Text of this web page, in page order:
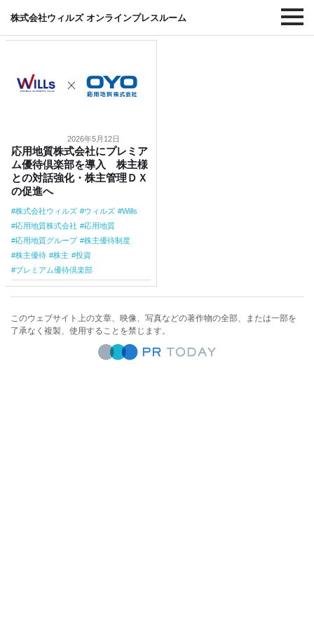
株式会社ウィルズ オンラインプレスルーム
#応用地質株式会社
2026年5月12日
応用地質株式会社にプレミア
ム優待倶楽部を導入 株主様
との対話強化・株主管理ＤＸ
の促進へ
株式会社ウィルズ ウィルズ
Wills
応用地質株式会社
応用地質
応用地質グループ
株主優待制度
株主優待
株主
投資
プレミアム優待倶楽部
このウェブサイト上の文章、映像、写真などの著作物の全部、または一部を
了承なく複製、使用することを禁じます。